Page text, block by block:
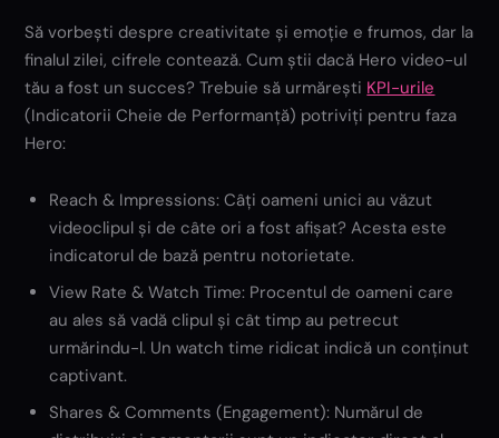
Să vorbești despre creativitate și emoție e frumos, dar la
finalul zilei, cifrele contează. Cum știi dacă Hero video-ul
tău a fost un succes? Trebuie să urmărești KPI-urile
(Indicatorii Cheie de Performanță) potriviți pentru faza
Hero:
Reach & Impressions: Câți oameni unici au văzut
videoclipul și de câte ori a fost afișat? Acesta este
indicatorul de bază pentru notorietate.
View Rate & Watch Time: Procentul de oameni care
au ales să vadă clipul și cât timp au petrecut
urmărindu-l. Un watch time ridicat indică un conținut
captivant.
Shares & Comments (Engagement): Numărul de